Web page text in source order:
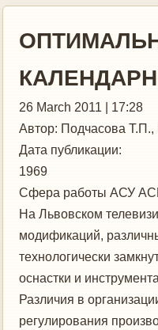
26 March 2011 | 17:28
Автор: Подчасова
Дата публикации:
1969
Сфера работы АСУ
На Львовском
модификаций,
технологически
оснастки и
Различия в
регулирования